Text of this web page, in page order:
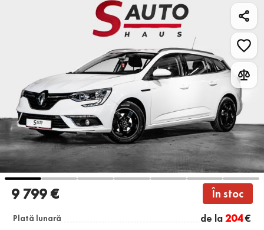
9 799 € În stoc
Plată lunară de la204€